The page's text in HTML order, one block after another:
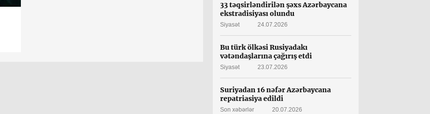
33 təqsirləndirilən şəxs Azərbaycana
ekstradisiyası olundu
Siyasət 24.07.2026
Bu türk ölkəsi Rusiyadakı
vətəndaşlarına çağırış etdi
Siyasət 23.07.2026
Suriyadan 16 nəfər Azərbaycana
repatriasiya edildi
Son xəbərlər 20.07.2026